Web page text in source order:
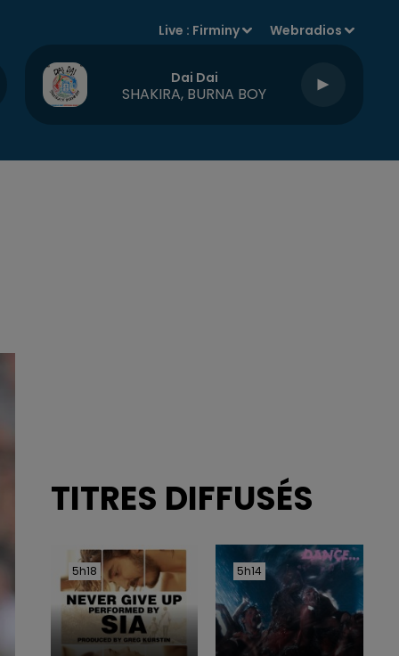
Live : Firminy Webradios
Dai Dai
SHAKIRA, BURNA BOY
TITRES DIFFUSÉS
5h18
5h18 5h14
5h14